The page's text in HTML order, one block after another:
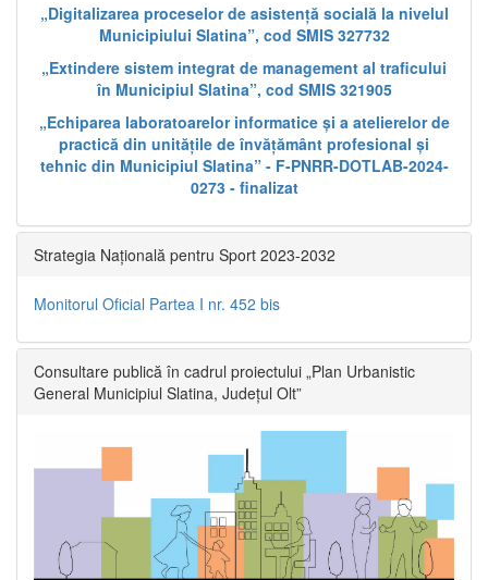
„Digitalizarea proceselor de asistență socială la nivelul
Municipiului Slatina”, cod SMIS 327732
„Extindere sistem integrat de management al traficului
în Municipiul Slatina”, cod SMIS 321905
„Echiparea laboratoarelor informatice și a atelierelor de
practică din unitățile de învățământ profesional și
tehnic din Municipiul Slatina” - F-PNRR-DOTLAB-2024-
0273 - finalizat
Strategia Națională pentru Sport 2023-2032
Monitorul Oficial Partea I nr. 452 bis
Consultare publică în cadrul proiectului „Plan Urbanistic
General Municipiul Slatina, Județul Olt”